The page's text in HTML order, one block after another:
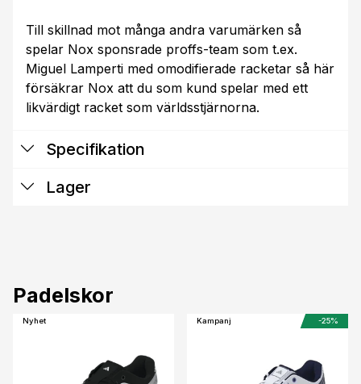
Till skillnad mot många andra varumärken så
spelar Nox sponsrade proffs-team som t.ex.
Miguel Lamperti med omodifierade racketar så här
försäkrar Nox att du som kund spelar med ett
likvärdigt racket som världsstjärnorna.
Specifikation
Lager
Padelskor
Nyhet Kampanj -25%